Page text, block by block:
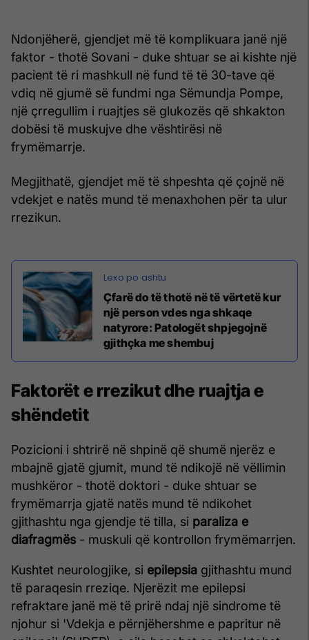
Ndonjëherë, gjendjet më të komplikuara janë një
faktor - thotë Sovani - duke shtuar se ai kishte një
pacient të ri mashkull në fund të të 30-tave që
vdiq në gjumë së fundmi nga Sëmundja Pompe,
një çrregullim i ruajtjes së glukozës që shkakton
dobësi të muskujve dhe vështirësi në
frymëmarrje.
Megjithatë, gjendjet më të shpeshta që çojnë në
vdekjet e natës mund të menaxhohen për ta ulur
rrezikun.
Çfarë do të thotë në të vërtetë kur
një person vdes nga shkaqe
natyrore: Patologët shpjegojnë
gjithçka me shembuj
Faktorët e rrezikut dhe ruajtja e
shëndetit
Pozicioni i shtrirë në shpinë që shumë njerëz e
mbajnë gjatë gjumit, mund të ndikojë në vëllimin
mushkëror - thotë doktori - duke shtuar se
frymëmarrja gjatë natës mund të ndikohet
gjithashtu nga gjendje të tilla, si paraliza e
diafragmës - muskuli që kontrollon frymëmarrjen.
Kushtet neurologjike, si epilepsia gjithashtu mund
të paraqesin rreziqe. Njerëzit me epilepsi
refraktare janë më të prirë ndaj një sindrome të
njohur si 'Vdekja e përnjëhershme e papritur në